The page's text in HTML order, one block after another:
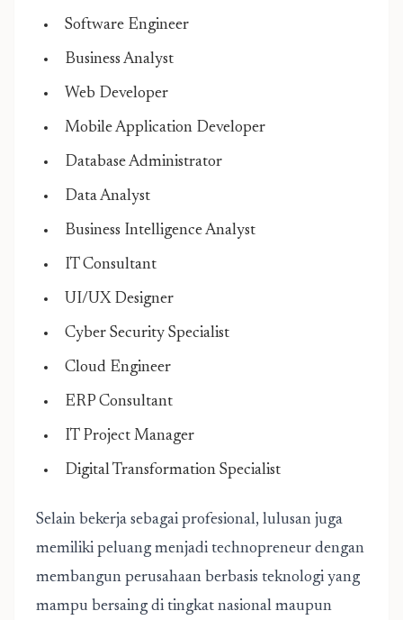
Software Engineer
Business Analyst
Web Developer
Mobile Application Developer
Database Administrator
Data Analyst
Business Intelligence Analyst
IT Consultant
UI/UX Designer
Cyber Security Specialist
Cloud Engineer
ERP Consultant
IT Project Manager
Digital Transformation Specialist
Selain bekerja sebagai profesional, lulusan juga
memiliki peluang menjadi technopreneur dengan
membangun perusahaan berbasis teknologi yang
mampu bersaing di tingkat nasional maupun